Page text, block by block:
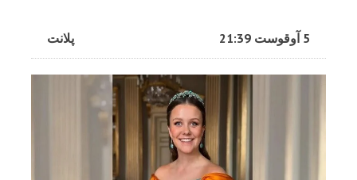
پلانت 5 آوقوست 21:39